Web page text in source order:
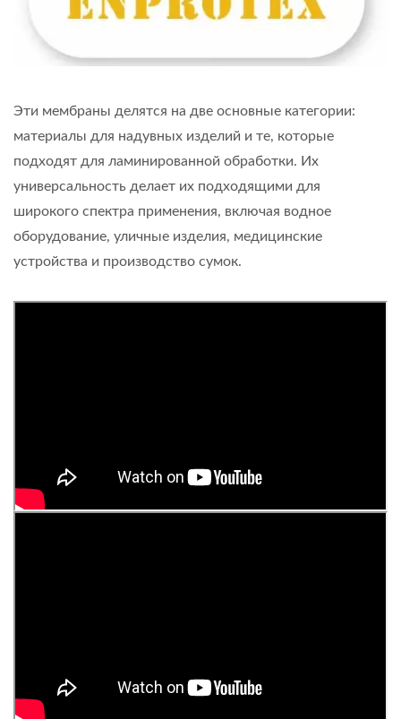
Эти мембраны делятся на две основные категории:
материалы для надувных изделий и те, которые
подходят для ламинированной обработки. Их
универсальность делает их подходящими для
широкого спектра применения, включая водное
оборудование, уличные изделия, медицинские
устройства и производство сумок.